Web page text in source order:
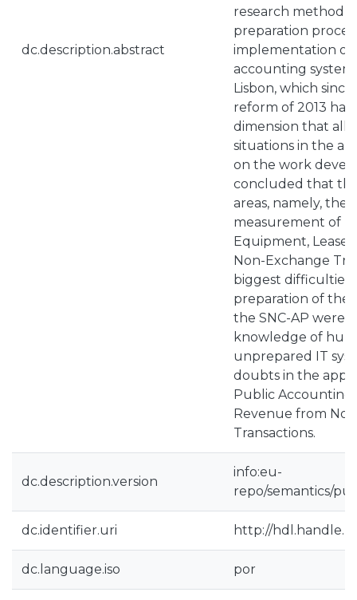
dc.description.abstract
research method
preparation
implementation of
accounting system
Lisbon, which
reform of 2013
dimension that
situations in the
on the work
concluded that
areas, namely, the
measurement of
Equipment,
Non-Exchange
biggest difficulties
preparation of the
the SNC-AP were
knowledge of
unprepared IT
doubts in the
Public
Revenue from
Transactions.
dc.description.version
info:eu-
repo/semantics/
dc.identifier.uri http://
dc.language.iso por